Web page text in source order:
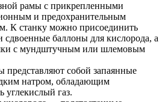
рамы с прикрепленными
и предохранительным
К станку можно присоединить
сдвоенные баллоны для кислорода, а
с мундштучным или шлемовым
представляют собой запаянные
натром, обладающим
углекислый газ.